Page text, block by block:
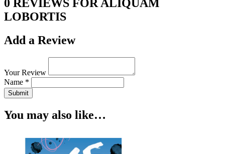
0 REVIEWS FOR ALIQUAM
LOBORTIS
Add a Review
Your Review
Name *
Submit
You may also like…